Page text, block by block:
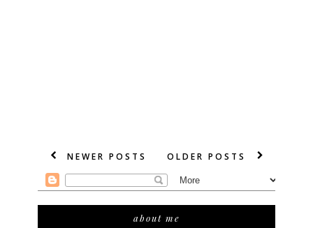
NEWER POSTS OLDER POSTS
about me